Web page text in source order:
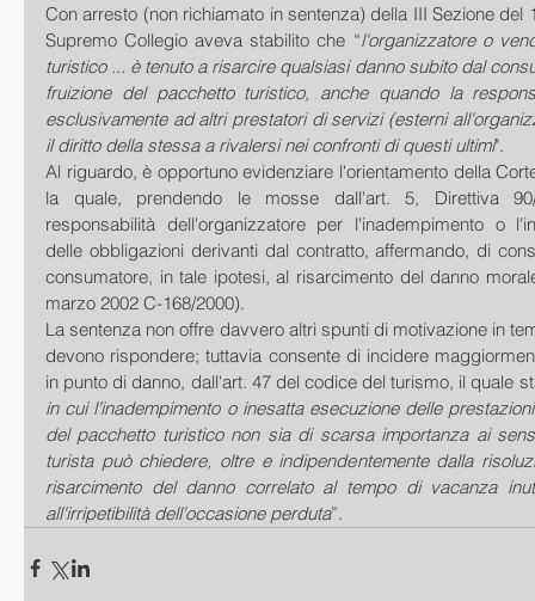
Con arresto (non richiamato in sentenza) della III Sezione del
Supremo Collegio aveva stabilito che “l'organizzatore o
turistico ... è tenuto a risarcire qualsiasi danno subito dal
fruizione del pacchetto turistico, anche quando la
esclusivamente ad altri prestatori di servizi (esterni
il diritto della stessa a rivalersi nei confronti di questi ultimi".
Al riguardo, è opportuno evidenziare l'orientamento della
la quale, prendendo le mosse dall'art. 5, Direttiva
responsabilità dell'organizzatore per l'inadempimento o
delle obbligazioni derivanti dal contratto, affermando, di
consumatore, in tale ipotesi, al risarcimento del danno
marzo 2002 C-168/2000).
La sentenza non offre davvero altri spunti di motivazione in
devono rispondere; tuttavia consente di incidere
in punto di danno, dall'art. 47 del codice del turismo, il quale
in cui l'inadempimento o inesatta esecuzione delle
del pacchetto turistico non sia di scarsa importanza ai
turista può chiedere, oltre e indipendentemente dalla
risarcimento del danno correlato al tempo di vacanza
all'irripetibilità dell'occasione perduta”.